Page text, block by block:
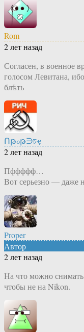
Rom
2 лет назад
Согласен, в военное
голосом Левитана,
блѣть
Ոթℴթ∋চҿ
2 лет назад
Пффффф…
Вот серьезно — даже
Proper
Автор
2 лет назад
На что можно снимать
чтобы не на Nikon.